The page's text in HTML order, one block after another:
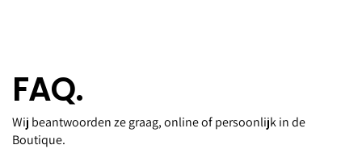
FAQ.
Wij beantwoorden ze graag, online of persoonlijk in de
Boutique.